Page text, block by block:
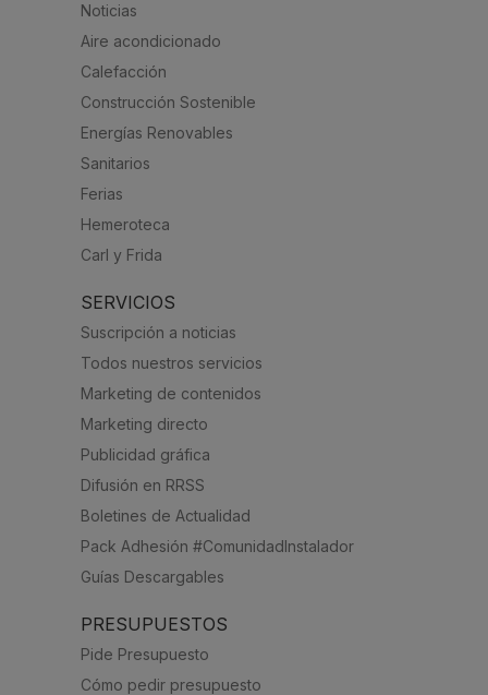
Noticias
Aire acondicionado
Calefacción
Construcción Sostenible
Energías Renovables
Sanitarios
Ferias
Hemeroteca
Carl y Frida
SERVICIOS
Suscripción a noticias
Todos nuestros servicios
Marketing de contenidos
Marketing directo
Publicidad gráfica
Difusión en RRSS
Boletines de Actualidad
Pack Adhesión #ComunidadInstalador
Guías Descargables
PRESUPUESTOS
Pide Presupuesto
Cómo pedir presupuesto